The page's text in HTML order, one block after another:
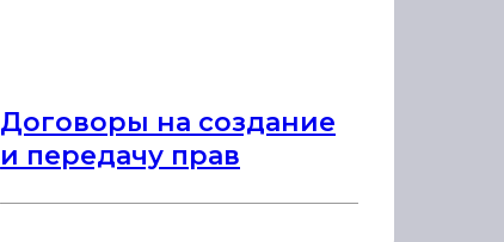
Договоры на создание
и передачу прав